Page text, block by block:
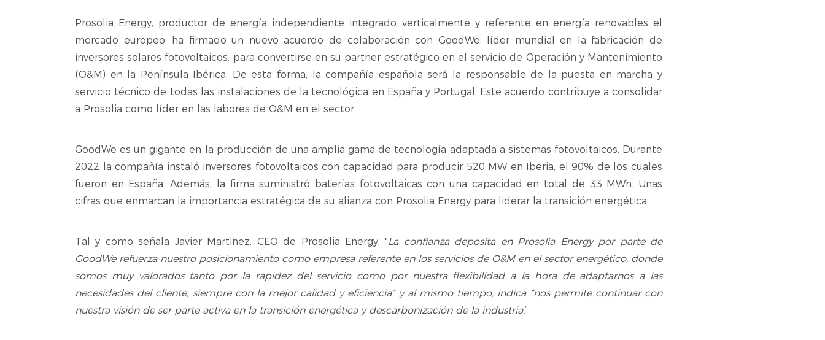
Prosolia Energy, productor de energía independiente integrado verticalmente y referente en energía renovables el
mercado europeo, ha firmado un nuevo acuerdo de colaboración con GoodWe, líder mundial en la fabricación de
inversores solares fotovoltaicos, para convertirse en su partner estratégico en el servicio de Operación y Mantenimiento
(O&M) en la Península Ibérica. De esta forma, la compañía española será la responsable de la puesta en marcha y
servicio técnico de todas las instalaciones de la tecnológica en España y Portugal. Este acuerdo contribuye a consolidar
a Prosolia como líder en las labores de O&M en el sector.
GoodWe es un gigante en la producción de una amplia gama de tecnología adaptada a sistemas fotovoltaicos. Durante
2022 la compañía instaló inversores fotovoltaicos con capacidad para producir 520 MW en Iberia, el 90% de los cuales
fueron en España. Además, la firma suministró baterías fotovoltaicas con una capacidad en total de 33 MWh. Unas
cifras que enmarcan la importancia estratégica de su alianza con Prosolia Energy para liderar la transición energética.
Tal y como señala Javier Martinez, CEO de Prosolia Energy: "La confianza deposita en Prosolia Energy por parte de
GoodWe refuerza nuestro posicionamiento como empresa referente en los servicios de O&M en el sector energético, donde
somos muy valorados tanto por la rapidez del servicio como por nuestra flexibilidad a la hora de adaptarnos a las
necesidades del cliente, siempre con la mejor calidad y eficiencia” y al mismo tiempo, indica “nos permite continuar con
nuestra visión de ser parte activa en la transición energética y descarbonización de la industria.”